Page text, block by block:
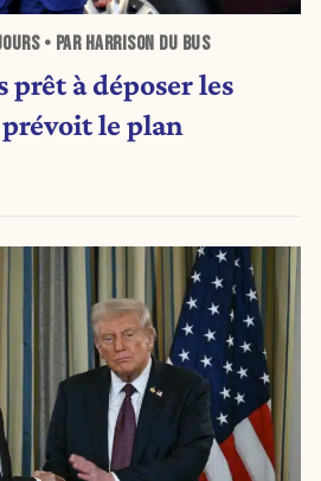
• PAR HARRISON DU BUS
prêt à déposer les
prévoit le plan